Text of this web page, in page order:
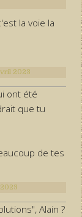
la voie la
2023
ont été
que tu
de tes
Alain ?